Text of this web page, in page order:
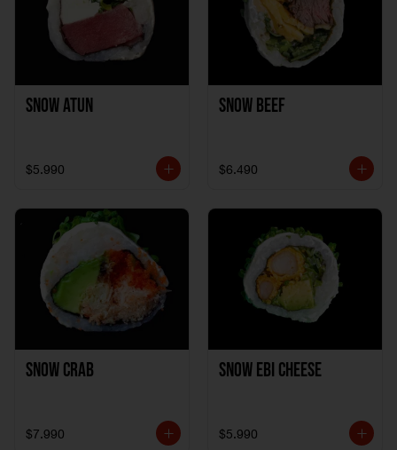
Snow Atun
$5.990
Snow Beef
$6.490
Snow Crab
$7.990
Snow Ebi Cheese
$5.990